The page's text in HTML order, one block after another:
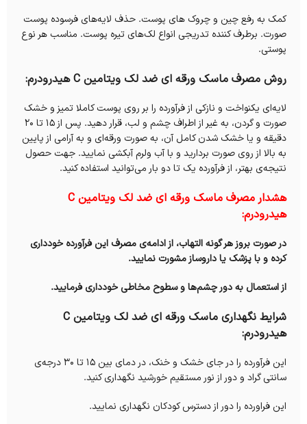
کمک به رفع چین و چروک های پوست. حذف لایه‌های فرسوده پوست
صورت. برطرف کننده تدریجی انواع لک‌های تیره پوست. مناسب هر نوع
پوستی.
روش مصرف ماسک ورقه ای ضد لک ویتامین C هیدرودرم:
لایه‌ای یکنواخت و نازکی از فرآورده را بر روی پوست کاملا تمیز و خشک
صورت و گردن، به غیر از اطراف چشم و لب، قرار دهید. پس از ۱۵ تا ۲۰
دقیقه و یا خشک شدن کامل آن، به صورت ورقه‌ای و به آرامی از پایین
به بالا از روی صورت بردارید و با آب ولرم آبکشی نمایید. جهت حصول
نتیجه‌ی بهتر، از فرآورده یک تا دو بار می‌توانید استفاده کنید.
هشدار مصرف ماسک ورقه ای ضد لک ویتامین C
هیدرودرم:
در صورت بروز هر گونه التهاب، از ادامه‌ی مصرف این فرآورده خودداری
کرده و با پزشک یا داروساز مشورت نمایید.
از استعمال به دور چشم‌ها و سطوح مخاطی خودداری فرمایید.
شرایط نگهداری ماسک ورقه ای ضد لک ویتامین C
هیدرودرم:
این فرآورده را در جای خشک و خنک، در دمای بین ۱۵ تا ۳۰ درجه‌ی
سانتی گراد و دور از نور مستقیم خورشید نگهداری کنید.
این فراورده را دور از دسترس کودکان نگهداری نمایید.